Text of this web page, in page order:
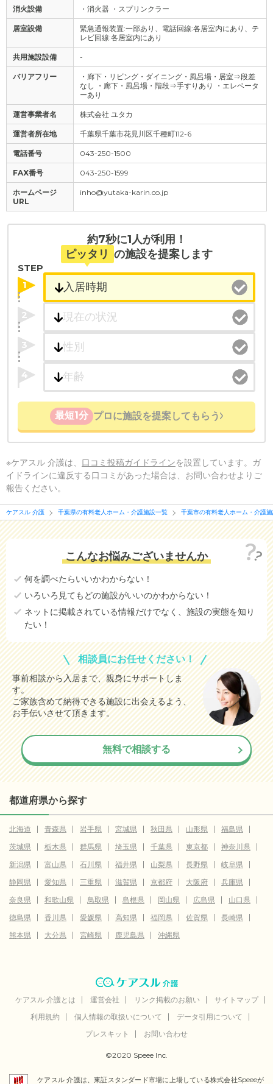
消火設備 ・消火器 ・スプリンクラー
居室設備
緊急通報装置:一部あり、電話回線:各居室内にあり、テ
レビ回線:各居室内にあり
共用施設設備 -
バリアフリー
・廊下・リビング・ダイニング・風呂場・居室⇒段差
なし ・廊下・風呂場・階段⇒手すりあり ・エレベータ
ーあり
運営事業者名 株式会社 ユタカ
運営者所在地 千葉県千葉市花見川区千種町112-6
電話番号 043-250-1500
FAX番号 043-250-1599
ホームページ
URL
inho@yutaka-karin.co.jp
約7秒に1人が利用！
ピッタリ の施設を提案します
STEP
1
2
3
4
最短1分 プロに施設を提案してもらう
※ケアスル 介護は、 口コミ投稿ガイドラインを設置しています。ガ
イドラインに違反する口コミがあった場合は、お問い合わせよりご
報告ください。
ケアスル 介護 千葉県の有料老人ホーム・介護施設一覧 千葉市の有料老人ホーム・介護
こんなお悩みございませんか
何を調べたらいいかわからない！
いろいろ見てもどの施設がいいのかわからない！
ネットに掲載されている情報だけでなく、施設の実態を知り
たい！
相談員にお任せください！
事前相談から入居まで、親身にサポートしま
す。
ご家族含めて納得できる施設に出会えるよう、
お手伝いさせて頂きます。
無料で相談する
都道府県から探す
北海道 青森県 岩手県 宮城県 秋田県 山形県
福島県
茨城県
栃木県 群馬県 埼玉県 千葉県 東京都
神奈川県
新潟県
富山県 石川県 福井県 山梨県 長野県
岐阜県
静岡県
愛知県 三重県 滋賀県 京都府 大阪府
兵庫県
奈良県
和歌山県 鳥取県 島根県 岡山県 広島県
山口県
徳島県
香川県 愛媛県 高知県 福岡県 佐賀県
長崎県
熊本県
大分県 宮崎県 鹿児島県 沖縄県
ケアスル 介護とは 運営会社 リンク掲載のお願い
サイトマップ
利用規約
個人情報の取扱いについて
データ引用について
プレスキット
お問い合わせ
©2020 Speee Inc.
ケアスル 介護は、東証スタンダード市場に上場している株式会社Speeeが